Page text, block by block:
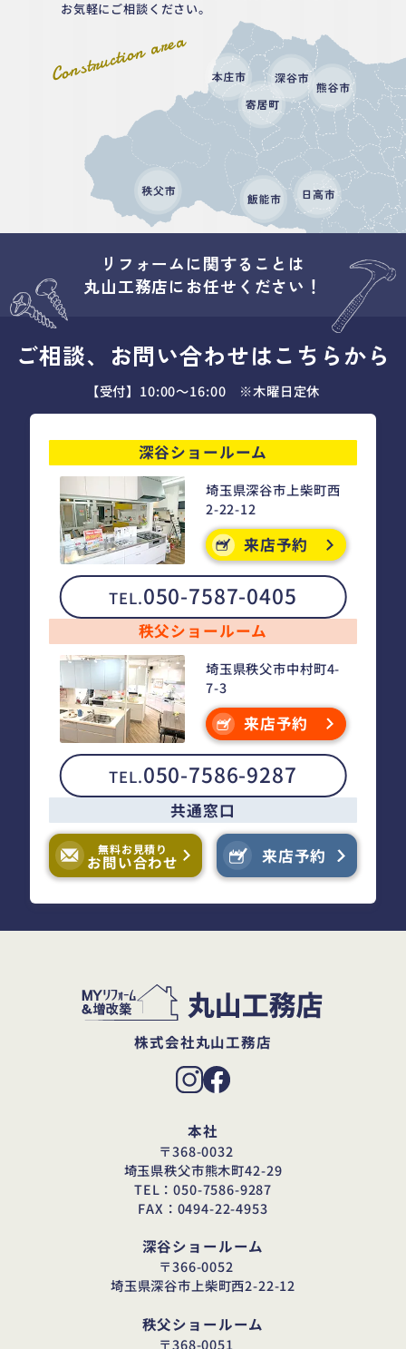
Construction area
お気軽にご相談ください。
リフォームに関することは
丸山工務店にお任せください！
ご相談、お問い合わせはこちらから
【受付】10:00～16:00 ※木曜日定休
深谷ショールーム
埼玉県深谷市上柴町西
2-22-12
来店予約
TEL.050-7587-0405
秩父ショールーム
埼玉県秩父市中村町4-
7-3
来店予約
TEL.050-7586-9287
共通窓口
来店予約
無料お見積り
お問い合わせ
株式会社丸山工務店
本社
〒368-0032
埼玉県秩父市熊木町42-29
TEL：050-7586-9287
FAX：0494-22-4953
深谷ショールーム
〒366-0052
埼玉県深谷市上柴町西2-22-12
秩父ショールーム
〒368-0051